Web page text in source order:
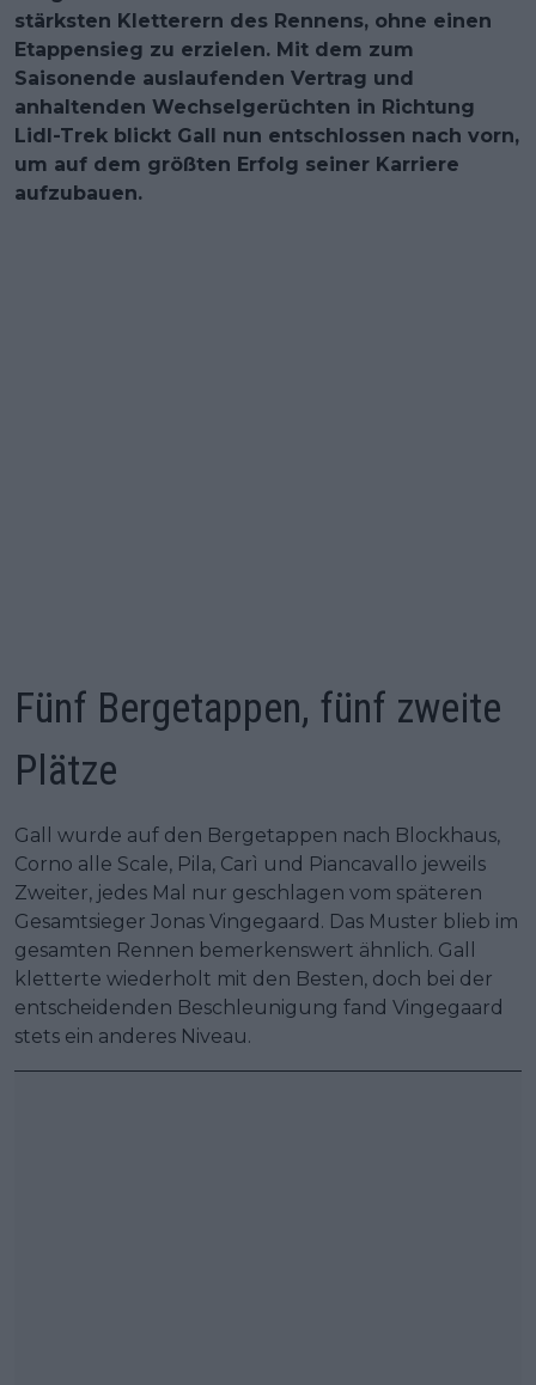
stärksten Kletterern des Rennens, ohne einen
Etappensieg zu erzielen. Mit dem zum
Saisonende auslaufenden Vertrag und
anhaltenden Wechselgerüchten in Richtung
Lidl-Trek blickt Gall nun entschlossen nach vorn,
um auf dem größten Erfolg seiner Karriere
aufzubauen.
Fünf Bergetappen, fünf zweite
Plätze
Gall wurde auf den Bergetappen nach Blockhaus,
Corno alle Scale, Pila, Carì und Piancavallo jeweils
Zweiter, jedes Mal nur geschlagen vom späteren
Gesamtsieger Jonas Vingegaard. Das Muster blieb im
gesamten Rennen bemerkenswert ähnlich. Gall
kletterte wiederholt mit den Besten, doch bei der
entscheidenden Beschleunigung fand Vingegaard
stets ein anderes Niveau.